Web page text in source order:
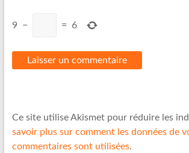
9 − = 6
Ce site utilise Akismet pour réduire les
savoir plus sur comment les données de
commentaires sont utilisées.